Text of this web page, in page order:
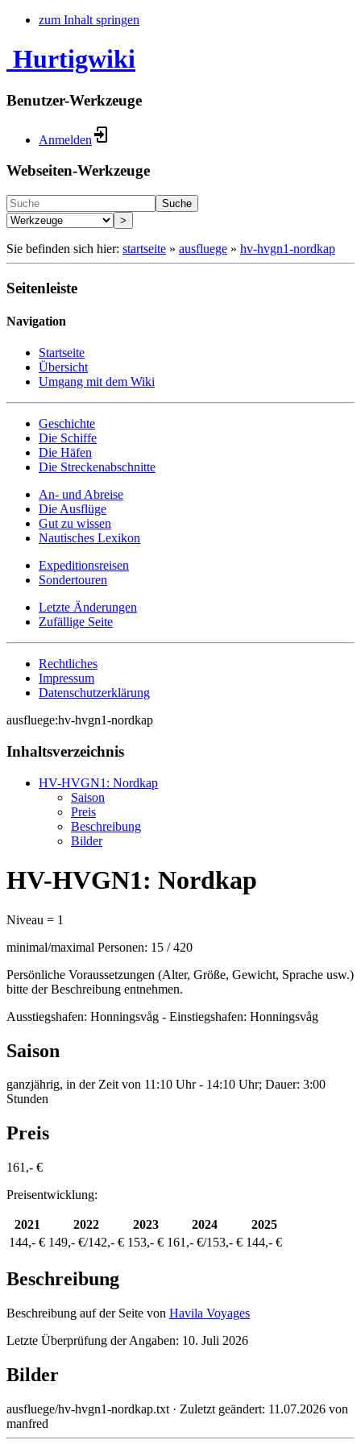
zum Inhalt springen
Hurtigwiki
Benutzer-Werkzeuge
Anmelden
Webseiten-Werkzeuge
Suche
>
Sie befinden sich hier: startseite » ausfluege » hv-hvgn1-nordkap
Seitenleiste
Navigation
Startseite
Übersicht
Umgang mit dem Wiki
Geschichte
Die Schiffe
Die Häfen
Die Streckenabschnitte
An- und Abreise
Die Ausflüge
Gut zu wissen
Nautisches Lexikon
Expeditionsreisen
Sondertouren
Letzte Änderungen
Zufällige Seite
Rechtliches
Impressum
Datenschutzerklärung
ausfluege:hv-hvgn1-nordkap
Inhaltsverzeichnis
HV-HVGN1: Nordkap
Saison
Preis
Beschreibung
Bilder
HV-HVGN1: Nordkap
Niveau = 1
minimal/maximal Personen: 15 / 420
Persönliche Voraussetzungen (Alter, Größe, Gewicht, Sprache usw.)
bitte der Beschreibung entnehmen.
Ausstiegshafen: Honningsvåg - Einstiegshafen: Honningsvåg
Saison
ganzjährig, in der Zeit von 11:10 Uhr - 14:10 Uhr; Dauer: 3:00
Stunden
Preis
161,- €
Preisentwicklung:
2021 2022 2023 2024
2025
144,- € 149,- €/142,- € 153,- € 161,- €/153,- € 144,- €
Beschreibung
Beschreibung auf der Seite von Havila Voyages
Letzte Überprüfung der Angaben: 10. Juli 2026
Bilder
ausfluege/hv-hvgn1-nordkap.txt · Zuletzt geändert: 11.07.2026 von
manfred